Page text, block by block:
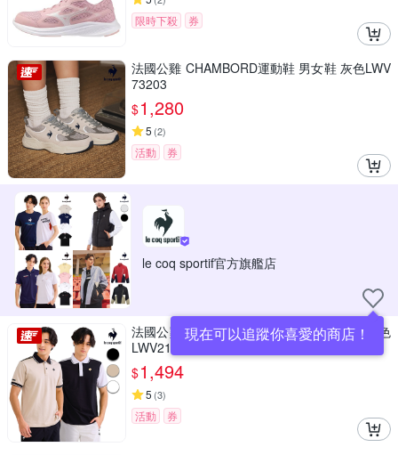
限時下殺 券
法國公雞 CHAMBORD運動鞋 男女鞋 灰色LWV
73203
$1,280
5 (2)
活動 券
le coq sportif官方旗艦店
現在可以追蹤你喜愛的商店！
法國公雞 機能吸濕排汗短袖POLO衫 男款 三色
LWV21348
$1,494
5 (3)
活動 券